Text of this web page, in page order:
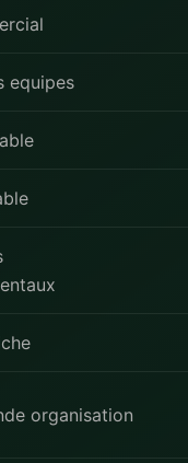
equipes
organisation